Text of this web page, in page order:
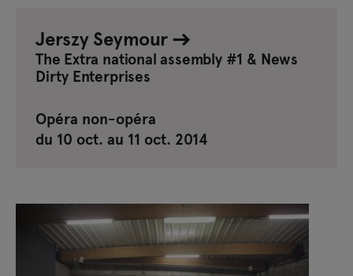
Jerszy Seymour
The Extra national assembly #1 & News
Dirty Enterprises
Opéra non-opéra
du 10 oct. au 11 oct. 2014